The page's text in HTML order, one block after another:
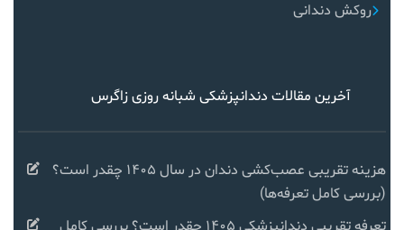
روکش دندانی
آخرین مقالات دندانپزشکی شبانه روزی زاگرس
هزینه تقریبی عصب‌کشی دندان در سال ۱۴۰۵ چقدر است؟
(بررسی کامل تعرفه‌ها)